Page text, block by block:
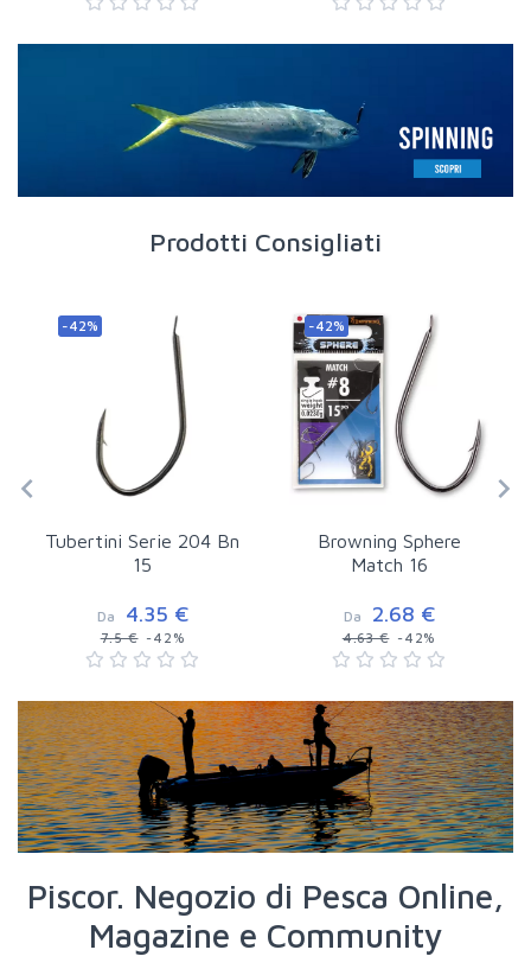
Prodotti Consigliati
-42%
Tubertini Serie 204 Bn
15
Da 4.35 €
7.5 €-42%
-42%
Browning Sphere
Match 16
Da 2.68 €
4.63 €-42%
Piscor. Negozio di Pesca Online,
Magazine e Community